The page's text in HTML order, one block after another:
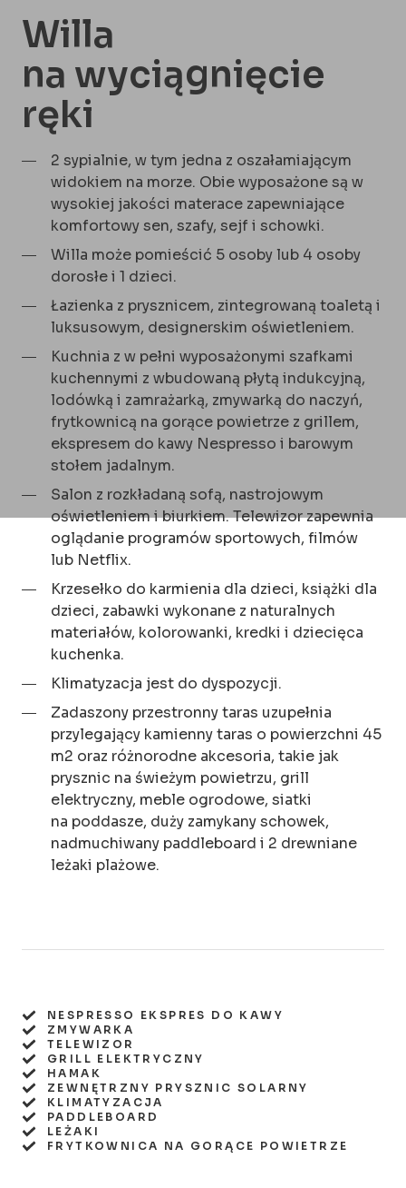
Willa
na wyciągnięcie
ręki
2 sypialnie, w tym jedna z oszałamiającym
widokiem na morze. Obie wyposażone są w
wysokiej jakości materace zapewniające
komfortowy sen, szafy, sejf i schowki.
Willa może pomieścić 5 osoby lub 4 osoby
dorosłe i 1 dzieci.
Łazienka z prysznicem, zintegrowaną toaletą i
luksusowym, designerskim oświetleniem.
Kuchnia z w pełni wyposażonymi szafkami
kuchennymi z wbudowaną płytą indukcyjną,
lodówką i zamrażarką, zmywarką do naczyń,
frytkownicą na gorące powietrze z grillem,
ekspresem do kawy Nespresso i barowym
stołem jadalnym.
Salon z rozkładaną sofą, nastrojowym
oświetleniem i biurkiem. Telewizor zapewnia
oglądanie programów sportowych, filmów
lub Netflix.
Krzesełko do karmienia dla dzieci, książki dla
dzieci, zabawki wykonane z naturalnych
materiałów, kolorowanki, kredki i dziecięca
kuchenka.
Klimatyzacja jest do dyspozycji.
Zadaszony przestronny taras uzupełnia
przylegający kamienny taras o powierzchni 45
m2 oraz różnorodne akcesoria, takie jak
prysznic na świeżym powietrzu, grill
elektryczny, meble ogrodowe, siatki
na poddasze, duży zamykany schowek,
nadmuchiwany paddleboard i 2 drewniane
leżaki plażowe.
NESPRESSO EKSPRES DO KAWY
ZMYWARKA
TELEWIZOR
GRILL ELEKTRYCZNY
HAMAK
ZEWNĘTRZNY PRYSZNIC SOLARNY
KLIMATYZACJA
PADDLEBOARD
LEŻAKI
FRYTKOWNICA NA GORĄCE POWIETRZE